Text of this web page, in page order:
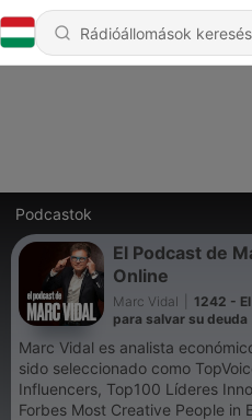
Podcastok
El Podcast de
Online
Marc Vidal
1242 -
para salvar su deuda
Marc Vidal es analista
sido seleccionado como
Influencers, Top100 Líderes
Forbes Most Creative People in Business. Lidera